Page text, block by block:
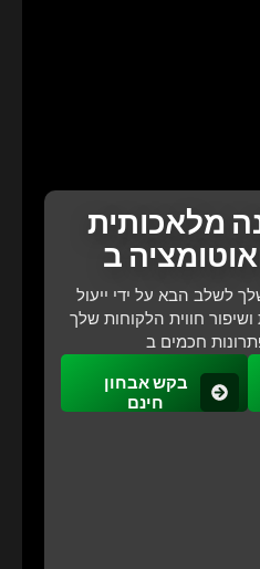
מלאכותית
לשלב הבא על ידי ייעול
חווית הלקוחות שלך
בקש אבחון
חינם